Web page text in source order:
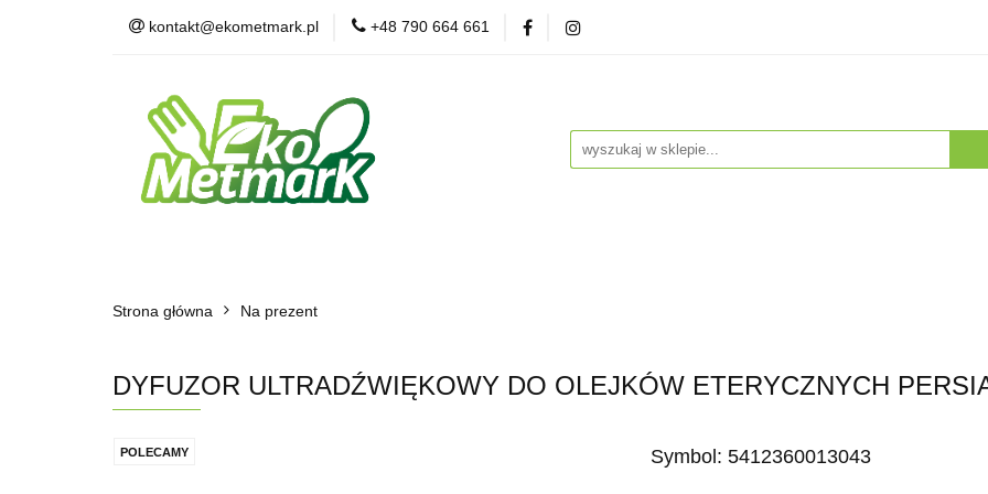
kontakt@ekometmark.pl +48 790 664 661
Dla Zwierząt BLOG
Żywność Ekologiczna Herbaty i Kawy
Witaminy i Suplementy
POLECAMY
Strona główna Na prezent
DYFUZOR ULTRADŹWIĘKOWY DO OLEJKÓW ETERYCZNYCH
POLECAMY Symbol: 5412360013043